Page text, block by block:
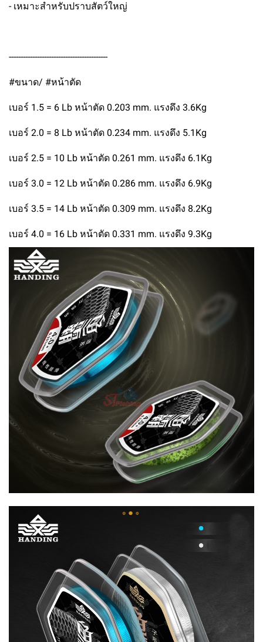
- เหมาะสำหรับปราบสัตว์ใหญ่
------------------------------------------
#ขนาด/ #หน้าตัด
เบอร์ 1.5 = 6 Lb หน้าตัด 0.203 mm. แรงดึง 3.6Kg
เบอร์ 2.0 = 8 Lb หน้าตัด 0.234 mm. แรงดึง 5.1Kg
เบอร์ 2.5 = 10 Lb หน้าตัด 0.261 mm. แรงดึง 6.1Kg
เบอร์ 3.0 = 12 Lb หน้าตัด 0.286 mm. แรงดึง 6.9Kg
เบอร์ 3.5 = 14 Lb หน้าตัด 0.309 mm. แรงดึง 8.2Kg
เบอร์ 4.0 = 16 Lb หน้าตัด 0.331 mm. แรงดึง 9.3Kg